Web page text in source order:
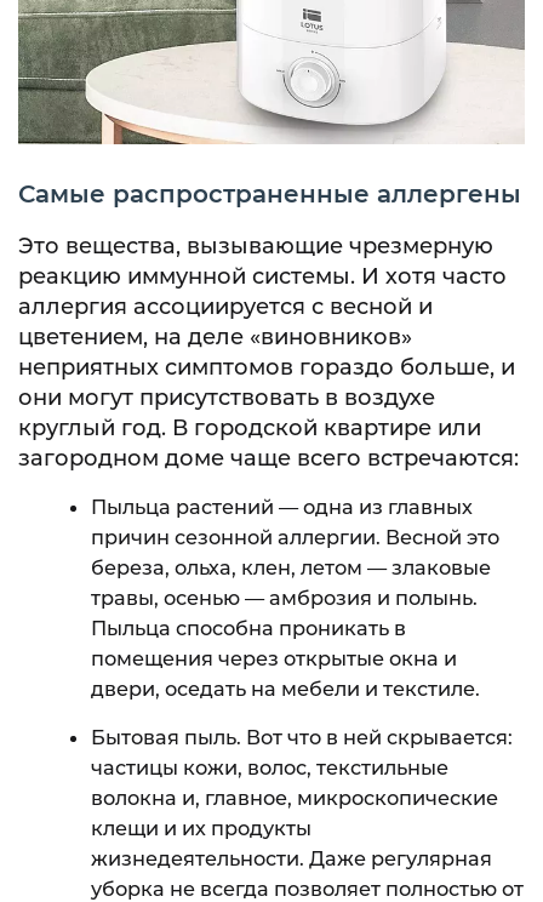
Самые распространенные аллергены
Это вещества, вызывающие чрезмерную
реакцию иммунной системы. И хотя часто
аллергия ассоциируется с весной и
цветением, на деле «виновников»
неприятных симптомов гораздо больше, и
они могут присутствовать в воздухе
круглый год. В городской квартире или
загородном доме чаще всего встречаются:
Пыльца растений — одна из главных
причин сезонной аллергии. Весной это
береза, ольха, клен, летом — злаковые
травы, осенью — амброзия и полынь.
Пыльца способна проникать в
помещения через открытые окна и
двери, оседать на мебели и текстиле.
Бытовая пыль. Вот что в ней скрывается:
частицы кожи, волос, текстильные
волокна и, главное, микроскопические
клещи и их продукты
жизнедеятельности. Даже регулярная
уборка не всегда позволяет полностью от